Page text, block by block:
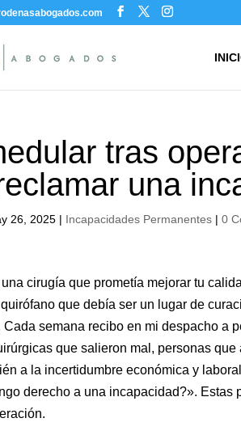
tras
una
26, 2025 | Incapacidades Permanentes |0
una cirugía que prometía mejorar tu
que debía ser un lugar de
semana recibo en mi despacho a
que salieron mal, personas
a la incertidumbre económica y
derecho a una incapacidad?».